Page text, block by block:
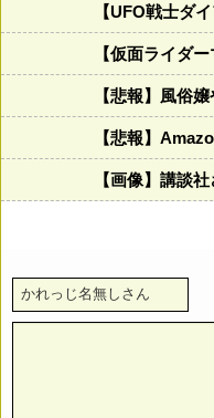
【UFO戦士ダ
【仮面ライダ
【悲報】風俗
【悲報】
【画像】講談